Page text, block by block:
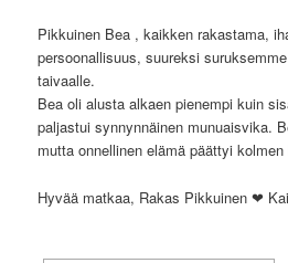
Pikkuinen Bea , kaikken rakastama,
persoonallisuus, suureksi
taivaalle.
Bea oli alusta alkaen pienempi kuin
paljastui synnynnäinen munuaisvika.
mutta onnellinen elämä päättyi
Hyvää matkaa, Rakas Pikkuinen ❤